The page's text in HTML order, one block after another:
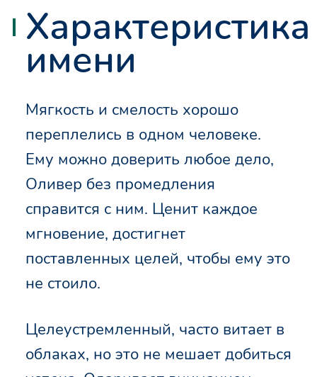
Характеристика
имени
Мягкость и смелость хорошо
переплелись в одном человеке.
Ему можно доверить любое дело,
Оливер без промедления
справится с ним. Ценит каждое
мгновение, достигнет
поставленных целей, чтобы ему это
не стоило.
Целеустремленный, часто витает в
облаках, но это не мешает добиться